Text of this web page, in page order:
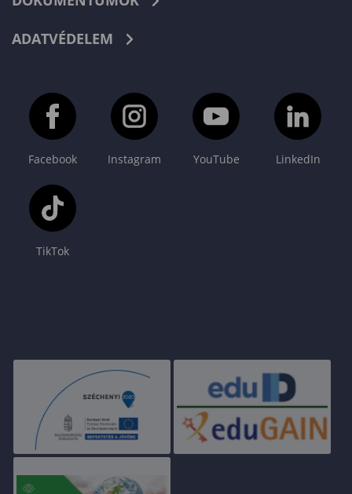
ADATVÉDELEM
Facebook Instagram YouTube LinkedIn
TikTok